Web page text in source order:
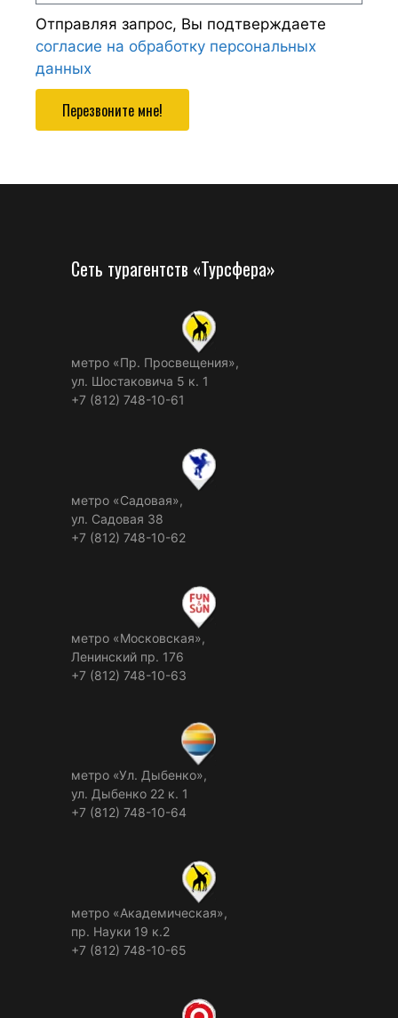
Отправляя запрос, Вы подтверждаете
согласие на обработку персональных
данных
Перезвоните мне!
Сеть турагентств «Турсфера»
метро «Пр. Просвещения»,
ул. Шостаковича 5 к. 1
+7 (812) 748-10-61
метро «Садовая»,
ул. Садовая 38
+7 (812) 748-10-62
метро «Московская»,
Ленинский пр. 176
+7 (812) 748-10-63
метро «Ул. Дыбенко»,
ул. Дыбенко 22 к. 1
+7 (812) 748-10-64
метро «Академическая»,
пр. Науки 19 к.2
+7 (812) 748-10-65